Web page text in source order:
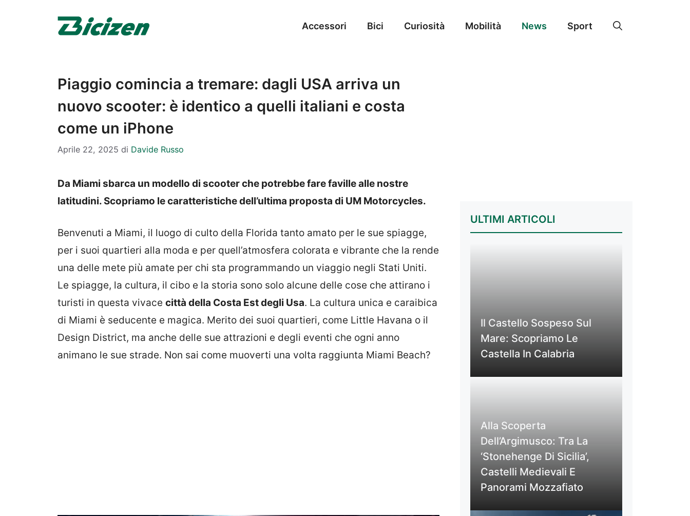
Accessori Bici Curiosità Mobilità News Sport
Piaggio comincia a tremare: dagli USA arriva un
nuovo scooter: è identico a quelli italiani e costa
come un iPhone
Aprile 22, 2025 di Davide Russo
Da Miami sbarca un modello di scooter che potrebbe fare faville alle nostre
latitudini. Scopriamo le caratteristiche dell’ultima proposta di UM Motorcycles.
Benvenuti a Miami, il luogo di culto della Florida tanto amato per le sue spiagge,
per i suoi quartieri alla moda e per quell’atmosfera colorata e vibrante che la rende
una delle mete più amate per chi sta programmando un viaggio negli Stati Uniti.
Le spiagge, la cultura, il cibo e la storia sono solo alcune delle cose che attirano i
turisti in questa vivace città della Costa Est degli Usa. La cultura unica e caraibica
di Miami è seducente e magica. Merito dei suoi quartieri, come Little Havana o il
Design District, ma anche delle sue attrazioni e degli eventi che ogni anno
animano le sue strade. Non sai come muoverti una volta raggiunta Miami Beach?
ULTIMI ARTICOLI
Il Castello Sospeso Sul
Mare: Scopriamo Le
Castella In Calabria
Alla Scoperta
Dell’Argimusco: Tra La
‘Stonehenge Di Sicilia’,
Castelli Medievali E
Panorami Mozzafiato